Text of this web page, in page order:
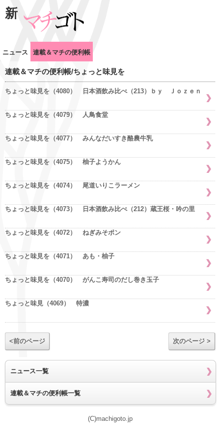
新
ニュース 連載＆マチの便利帳
連載＆マチの便利帳/ちょっと味見を
ちょっと味見を（4080） 日本酒飲み比べ（213）ｂｙ Ｊｏｚｅｎ
ちょっと味見を（4079） 人鳥食堂
ちょっと味見を（4077） みんなだいすき酪農牛乳
ちょっと味見を（4075） 柚子ようかん
ちょっと味見を（4074） 尾道いりこラーメン
ちょっと味見を（4073） 日本酒飲み比べ（212）蔵王桜・吟の里
ちょっと味見を（4072） ねぎみそポン
ちょっと味見を（4071） あも・柚子
ちょっと味見を（4070） がんこ寿司のだし巻き玉子
ちょっと味見（4069） 特濃
<前のページ 次のページ >
ニュース一覧
連載＆マチの便利帳一覧
(C)machigoto.jp